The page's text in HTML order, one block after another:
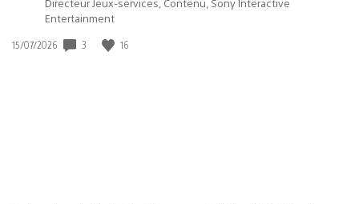
Entertainment
Date
15/07/2026 3 16